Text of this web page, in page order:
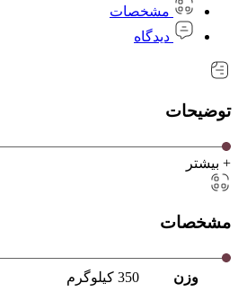
مشخصات
دیدگاه
توضیحات
+ بیشتر
مشخصات
وزن 350 کیلوگرم